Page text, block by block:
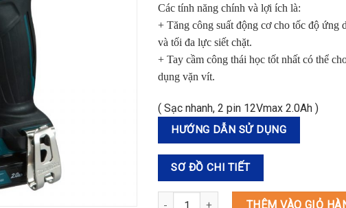
Các tính năng chính và lợi ích là:
+ Tăng công suất động cơ cho tốc độ ứng
và tối đa lực siết chặt.
+ Tay cầm công thái học tốt nhất có thể
dụng vặn vít.
( Sạc nhanh, 2 pin 12Vmax 2.0Ah )
HƯỚNG DẪN SỬ DỤNG
SƠ ĐỒ CHI TIẾT
TD110DSAE MÁY BẮT VÍT DÙNG PIN
THÊM VÀO GIỎ